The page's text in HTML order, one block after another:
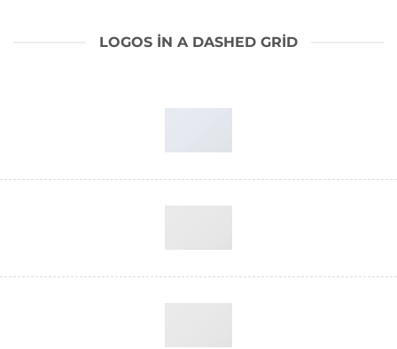
LOGOS IN A DASHED GRID